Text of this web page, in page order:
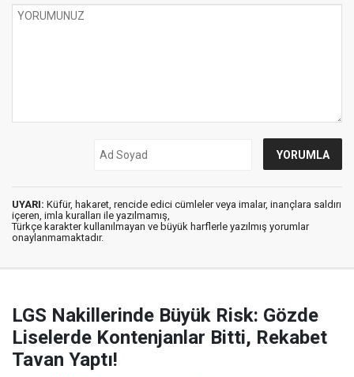
UYARI: Küfür, hakaret, rencide edici cümleler veya imalar, inançlara saldırı
içeren, imla kuralları ile yazılmamış,
Türkçe karakter kullanılmayan ve büyük harflerle yazılmış yorumlar
onaylanmamaktadır.
LGS Nakillerinde Büyük Risk: Gözde
Liselerde Kontenjanlar Bitti, Rekabet
Tavan Yaptı!